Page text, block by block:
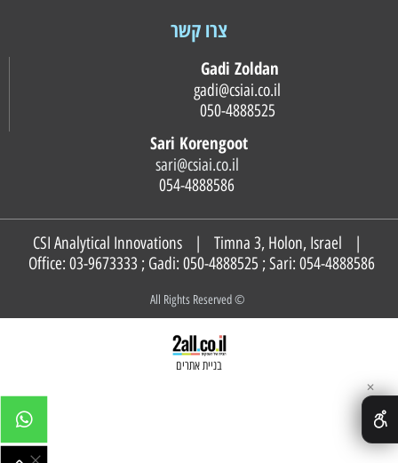
צרו קשר
Gadi Zoldan
Sari Korengoot
sari@csiai.co.il
CSI Analytical Innovations | Timna 3, Holon, Israel |
Office: 03-9673333 ; Gadi: 050-4888525 ; Sari: 054-4888586
© All Rights Reserved
בניית אתרים
✕